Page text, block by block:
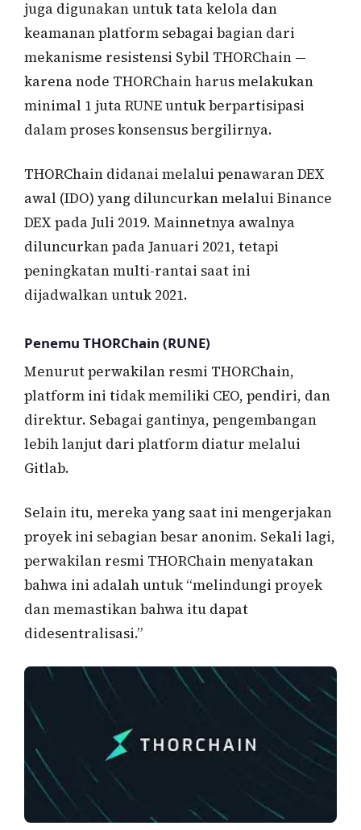
juga digunakan untuk tata kelola dan
keamanan platform sebagai bagian dari
mekanisme resistensi Sybil THORChain —
karena node THORChain harus melakukan
minimal 1 juta RUNE untuk berpartisipasi
dalam proses konsensus bergilirnya.
THORChain didanai melalui penawaran DEX
awal (IDO) yang diluncurkan melalui Binance
DEX pada Juli 2019. Mainnetnya awalnya
diluncurkan pada Januari 2021, tetapi
peningkatan multi-rantai saat ini
dijadwalkan untuk 2021.
Penemu THORChain (RUNE)
Menurut perwakilan resmi THORChain,
platform ini tidak memiliki CEO, pendiri, dan
direktur. Sebagai gantinya, pengembangan
lebih lanjut dari platform diatur melalui
Gitlab.
Selain itu, mereka yang saat ini mengerjakan
proyek ini sebagian besar anonim. Sekali lagi,
perwakilan resmi THORChain menyatakan
bahwa ini adalah untuk “melindungi proyek
dan memastikan bahwa itu dapat
didesentralisasi.”